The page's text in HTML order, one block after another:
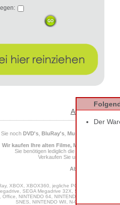
AGB
Sie noch DVD's, BluRay's, Musik CD's
Wir kaufen Ihre alten Filme, Musik und Spiele
Sie benötigen lediglich die
Verkaufen Sie uns Ihre alten
Ab 25 Euro
XBOX, XBOX360, jegliche PC Software,
SEGA Megadrive 32X, SEGA Master
Office, NINTENDO 64, NINTENDO DS,
SNES, NINTENDO WII, N-Gage, MUSIK,
Der